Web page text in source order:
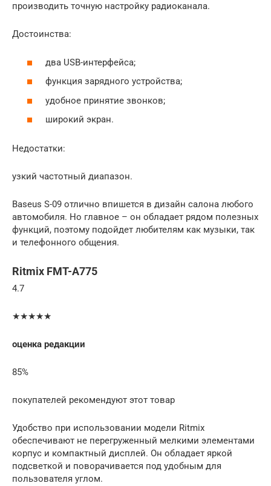
производить точную настройку радиоканала.
Достоинства:
два USB-интерфейса;
функция зарядного устройства;
удобное принятие звонков;
широкий экран.
Недостатки:
узкий частотный диапазон.
Baseus S-09 отлично впишется в дизайн салона любого
автомобиля. Но главное – он обладает рядом полезных
функций, поэтому подойдет любителям как музыки, так
и телефонного общения.
Ritmix FMT-A775
4.7
★★★★★
оценка редакции
85%
покупателей рекомендуют этот товар
Удобство при использовании модели Ritmix
обеспечивают не перегруженный мелкими элементами
корпус и компактный дисплей. Он обладает яркой
подсветкой и поворачивается под удобным для
пользователя углом.